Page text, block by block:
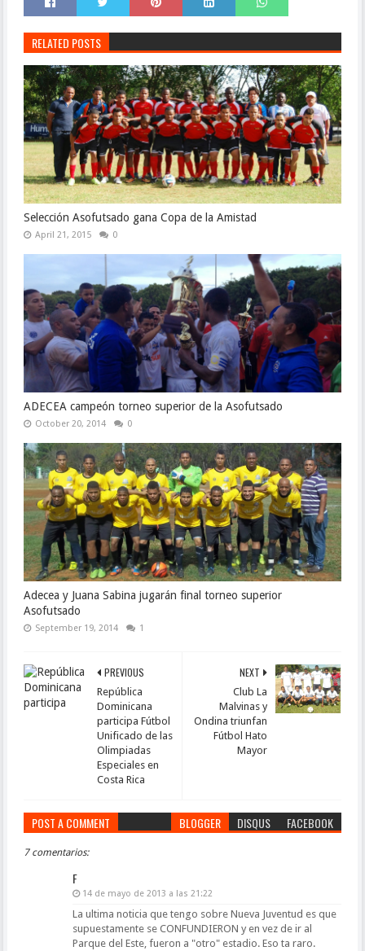
RELATED POSTS
Selección Asofutsado gana Copa de la Amistad
April 21, 2015 0
ADECEA campeón torneo superior de la Asofutsado
October 20, 2014 0
Adecea y Juana Sabina jugarán final torneo superior
Asofutsado
September 19, 2014 1
NEXT
Club La
Malvinas y
Ondina triunfan
Fútbol Hato
Mayor
PREVIOUS
República
Dominicana
participa Fútbol
Unificado de las
Olimpiadas
Especiales en
Costa Rica
POST A COMMENT BLOGGER DISQUS FACEBOOK
7 comentarios:
F
14 de mayo de 2013 a las 21:22
La ultima noticia que tengo sobre Nueva Juventud es que
supuestamente se CONFUNDIERON y en vez de ir al
Parque del Este, fueron a "otro" estadio. Eso ta raro.